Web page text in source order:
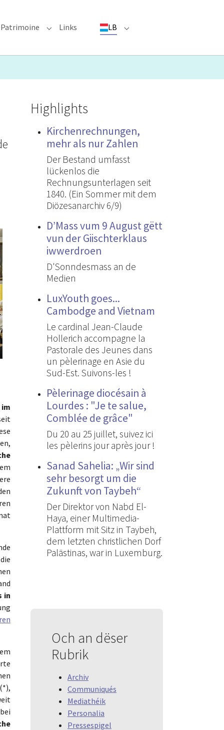
for "Evenementer"
Patrimoine Submenu for "Patrimoine"
Links LB Submenu for "LB"
in
Highlights
Kirchenrechnungen,
mehr als nur Zahlen
Der Bestand umfasst
lückenlos die
Rechnungsunterlagen seit
1840. (Ein Sommer mit dem
Diözesanarchiv 6/9)
D’Mass vum 9 August gëtt
vun der Giischterklaus
iwwerdroen
D'Sonndesmass an de
Medien
LuxYouth goes...
Cambodge and Vietnam
Le cardinal Jean-Claude
Hollerich accompagne la
Pastorale des Jeunes dans
un pèlerinage en Asie du
Sud-Est. Suivons-les !
Pèlerinage diocésain à
Lourdes : "Je te salue,
Comblée de grâce"
Du 20 au 25 juillet, suivez ici
les pèlerins jour après jour !
Sanad Sahelia: „Wir sind
sehr besorgt um die
Zukunft von Taybeh“
Der Direktor von Nabd El-
Haya, einer Multimedia-
Plattform mit Sitz in Taybeh,
dem letzten christlichen Dorf
Palästinas, war in Luxemburg.
Och an dëser
Rubrik
Archiv
Communiqués
Mediathéik
Personalia
Pressespigel